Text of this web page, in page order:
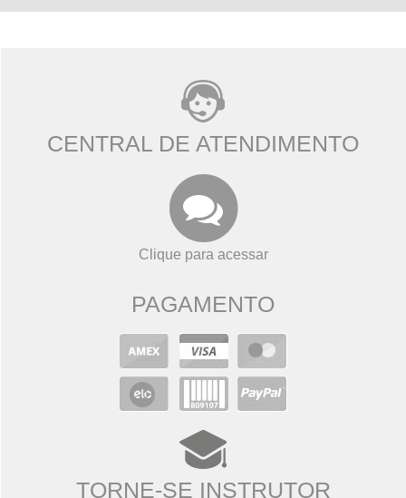
CENTRAL DE ATENDIMENTO
Clique para acessar
PAGAMENTO
TORNE-SE INSTRUTOR